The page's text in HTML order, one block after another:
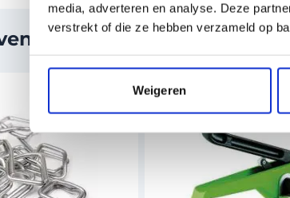
media, adverteren en analyse. Deze
verstrekt of die ze hebben verzameld op
Weigeren